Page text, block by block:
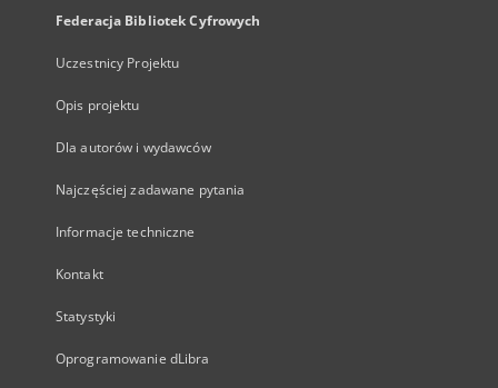
Federacja Bibliotek Cyfrowych
Uczestnicy Projektu
Opis projektu
Dla autorów i wydawców
Najczęściej zadawane pytania
Informacje techniczne
Kontakt
Statystyki
Oprogramowanie dLibra